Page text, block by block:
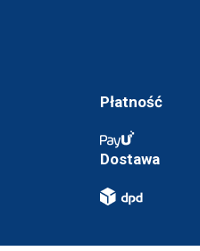
Płatność
Dostawa